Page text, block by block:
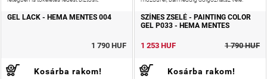
GEL LACK - HEMA MENTES 004
1 790 HUF
Kosárba rakom!
SZÍNES ZSELÉ - PAINTING COLOR
GEL P033 - HEMA MENTES
1 253 HUF 1 790 HUF
Kosárba rakom!